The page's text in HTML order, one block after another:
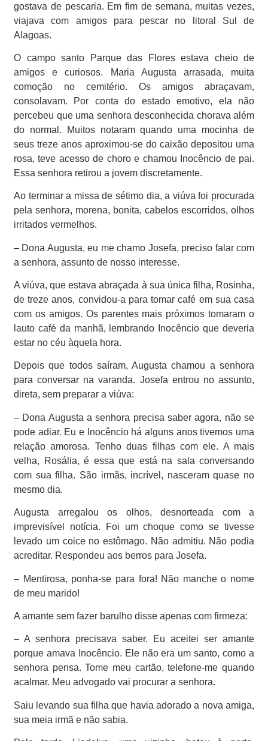
gostava de pescaria. Em fim de semana, muitas vezes,
viajava com amigos para pescar no litoral Sul de
Alagoas.
O campo santo Parque das Flores estava cheio de
amigos e curiosos. Maria Augusta arrasada, muita
comoção no cemitério. Os amigos abraçavam,
consolavam. Por conta do estado emotivo, ela não
percebeu que uma senhora desconhecida chorava além
do normal. Muitos notaram quando uma mocinha de
seus treze anos aproximou-se do caixão depositou uma
rosa, teve acesso de choro e chamou Inocêncio de pai.
Essa senhora retirou a jovem discretamente.
Ao terminar a missa de sétimo dia, a viúva foi procurada
pela senhora, morena, bonita, cabelos escorridos, olhos
irritados vermelhos.
– Dona Augusta, eu me chamo Josefa, preciso falar com
a senhora, assunto de nosso interesse.
A viúva, que estava abraçada à sua única filha, Rosinha,
de treze anos, convidou-a para tomar café em sua casa
com os amigos. Os parentes mais próximos tomaram o
lauto café da manhã, lembrando Inocêncio que deveria
estar no céu àquela hora.
Depois que todos saíram, Augusta chamou a senhora
para conversar na varanda. Josefa entrou no assunto,
direta, sem preparar a viúva:
– Dona Augusta a senhora precisa saber agora, não se
pode adiar. Eu e Inocêncio há alguns anos tivemos uma
relação amorosa. Tenho duas filhas com ele. A mais
velha, Rosália, é essa que está na sala conversando
com sua filha. São irmãs, incrível, nasceram quase no
mesmo dia.
Augusta arregalou os olhos, desnorteada com a
imprevisível notícia. Foi um choque como se tivesse
levado um coice no estômago. Não admitiu. Não podia
acreditar. Respondeu aos berros para Josefa.
– Mentirosa, ponha-se para fora! Não manche o nome
de meu marido!
A amante sem fazer barulho disse apenas com firmeza:
– A senhora precisava saber. Eu aceitei ser amante
porque amava Inocêncio. Ele não era um santo, como a
senhora pensa. Tome meu cartão, telefone-me quando
acalmar. Meu advogado vai procurar a senhora.
Saiu levando sua filha que havia adorado a nova amiga,
sua meia irmã e não sabia.